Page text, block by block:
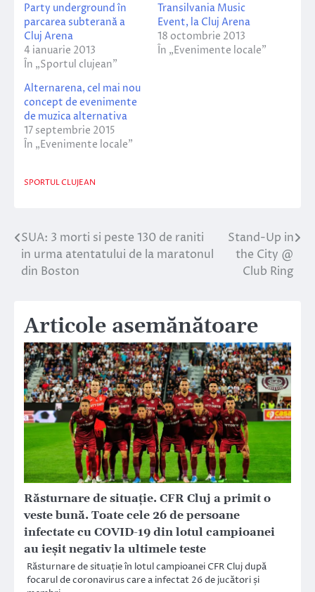
Party underground în
parcarea subterană a
Cluj Arena
4 ianuarie 2013
În „Sportul clujean”
Transilvania Music
Event, la Cluj Arena
18 octombrie 2013
În „Evenimente locale”
Alternarena, cel mai nou
concept de evenimente
de muzica alternativa
17 septembrie 2015
În „Evenimente locale”
SPORTUL CLUJEAN
Navigare
în
SUA: 3 morti si peste 130 de raniti
in urma atentatului de la maratonul
din Boston
Stand-Up in
the City @
Club Ring
Articole asemănătoare
Răsturnare de situație. CFR Cluj a primit o
veste bună. Toate cele 26 de persoane
infectate cu COVID-19 din lotul campioanei
au ieșit negativ la ultimele teste
Răsturnare de situație în lotul campioanei CFR Cluj după
focarul de coronavirus care a infectat 26 de jucători și